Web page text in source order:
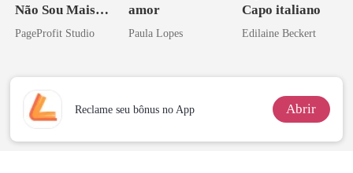
Não Sou Mais
Sua Bolsa de
PageProfit Studio
amor
Paula Lopes
Capo italiano
Edilaine Beckert
Reclame seu bônus no App Abrir